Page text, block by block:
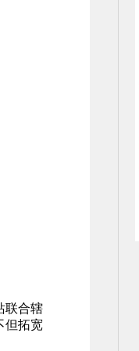
联合辖
但拓宽